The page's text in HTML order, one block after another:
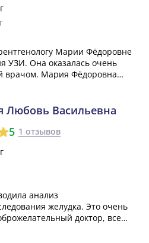
Марии Фёдоровне
УЗИ. Она оказалась очень
врачом. Мария Фёдоровна
результ...»
Любовь Васильевна
5 1 отзывов
анализ
желудка. Это очень
доктор, все